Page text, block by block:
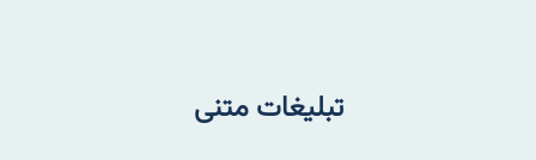
تبلیغات متنی